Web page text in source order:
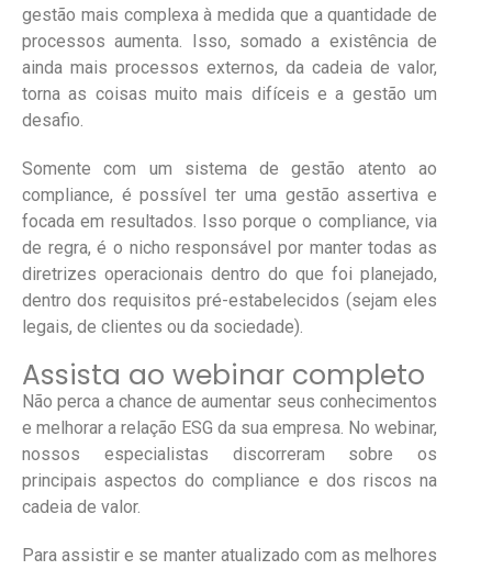
gestão mais complexa à medida que a quantidade de
processos aumenta. Isso, somado a existência de
ainda mais processos externos, da cadeia de valor,
torna as coisas muito mais difíceis e a gestão um
desafio.
Somente com um sistema de gestão atento ao
compliance, é possível ter uma gestão assertiva e
focada em resultados. Isso porque o compliance, via
de regra, é o nicho responsável por manter todas as
diretrizes operacionais dentro do que foi planejado,
dentro dos requisitos pré-estabelecidos (sejam eles
legais, de clientes ou da sociedade).
Assista ao webinar completo
Não perca a chance de aumentar seus conhecimentos
e melhorar a relação ESG da sua empresa. No webinar,
nossos especialistas discorreram sobre os
principais aspectos do compliance e dos riscos na
cadeia de valor.
Para assistir e se manter atualizado com as melhores